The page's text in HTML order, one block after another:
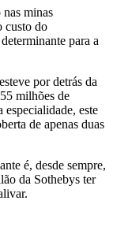
nas minas
custo do
para a
por detrás da
milhões de
especialidade, este
de apenas duas
é, desde sempre,
da Sothebys ter